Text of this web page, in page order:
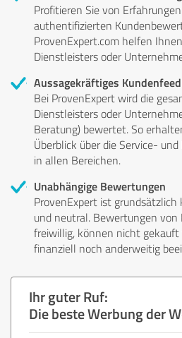
Profitieren Sie von
authentifizierten
ProvenExpert.com helfen
Dienstleisters oder
Aussagekräftiges
Bei ProvenExpert wird die
Dienstleisters oder
Beratung) bewertet. So
Überblick über die Service-
in allen Bereichen.
Unabhängige Bewertungen
ProvenExpert ist
und neutral. Bewertungen von
freiwillig, können nicht
finanziell noch anderweitig
Ihr guter Ruf:
Die beste Werbung der